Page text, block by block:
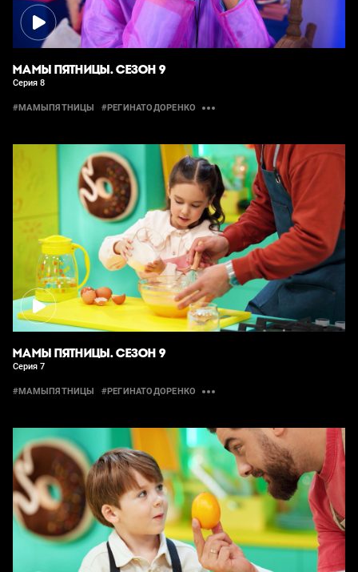
МАМЫ ПЯТНИЦЫ. СЕЗОН 9
Серия 8
#МАМЫПЯТНИЦЫ #РЕГИНАТОДОРЕНКО
МАМЫ ПЯТНИЦЫ. СЕЗОН 9
Серия 7
#МАМЫПЯТНИЦЫ #РЕГИНАТОДОРЕНКО